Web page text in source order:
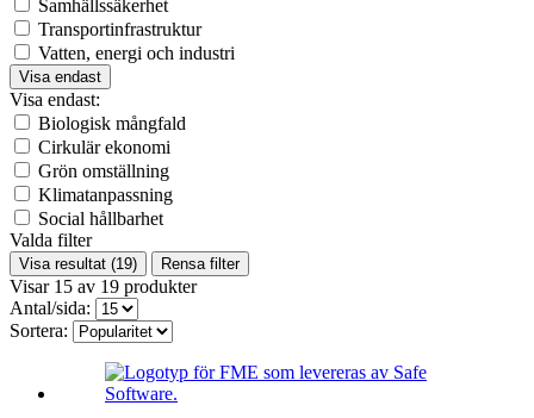
Samhällssäkerhet
Transportinfrastruktur
Vatten, energi och industri
Visa endast
Visa endast:
Biologisk mångfald
Cirkulär ekonomi
Grön omställning
Klimatanpassning
Social hållbarhet
Valda filter
Visa resultat (19) Rensa filter
Visar 15 av 19 produkter
Antal/sida:
Sortera: